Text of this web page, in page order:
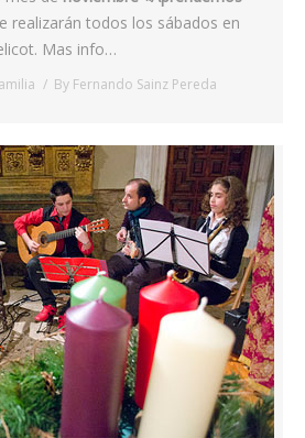
realizarán todos los sábados en
Mas info…
By Fernando Sainz Pereda